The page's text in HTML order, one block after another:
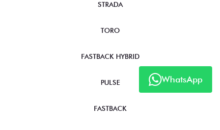
WhatsApp
STRADA
TORO
FASTBACK HYBRID
PULSE
FASTBACK